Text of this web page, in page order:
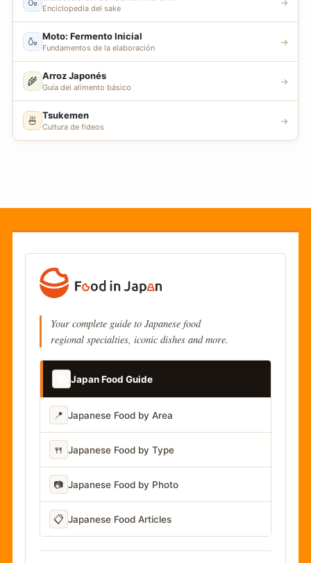
Enciclopedia del sake
→
🍶 Moto: Fermento Inicial
Fundamentos de la elaboración
→
🌾 Arroz Japonés
Guía del alimento básico
→
🍜 Tsukemen
Cultura de fideos
→
Your complete guide to Japanese food
regional specialties, iconic dishes and more.
Japan Food Guide
📍 Japanese Food by Area
🍴 Japanese Food by Type
📷 Japanese Food by Photo
📋 Japanese Food Articles